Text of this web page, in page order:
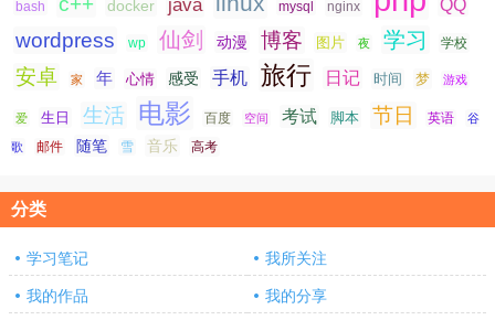
bash docker java mysql nginx QQ
wordpress wp 仙剑 动漫 博客 图片 夜 学习 学校
安卓 家 年 心情 感受 手机 旅行 日记 时间 梦 游戏
爱 生日 生活 电影 百度 空间 考试 脚本 节日 英语 谷
歌 邮件 随笔 雪 音乐 高考
分类
学习笔记 我所关注
我的作品 我的分享